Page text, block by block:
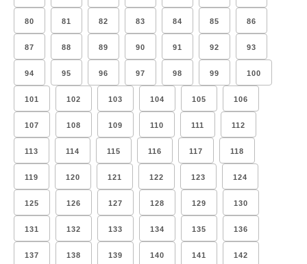
80 81 82 83 84 85 86
87 88 89 90 91 92 93
94 95 96 97 98 99 100
101 102 103 104 105 106
107 108 109 110 111 112
113 114 115 116 117 118
119 120 121 122 123 124
125 126 127 128 129 130
131 132 133 134 135 136
137 138 139 140 141 142